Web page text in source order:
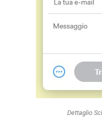
Dettaglio